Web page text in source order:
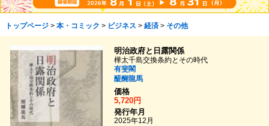
トップページ> 本・コミック > ビジネス > 経済> その他
明治政府と日露関係
樺太千島交換条約とその時代
有斐閣
醍醐龍馬
価格
5,720円
発行年月
2025年12月